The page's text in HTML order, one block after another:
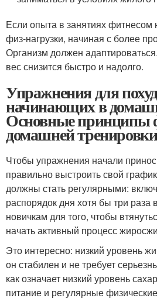
Если опыта в занятиях фитнесом
физ-нагрузки, начиная с более
Организм должен
вес снизится быстро и надолго.
Упражнения для
начинающих в
Основные принципы
домашней тренировки
Чтобы упражнения начали
правильно выстроить свой
должны стать регулярными:
распорядок дня хотя бы три раза
новичкам для того, чтобы
начать активный процесс
Это интересно: низкий уровень
он стабилен и не требует
как означает низкий уровень
питание и регулярные